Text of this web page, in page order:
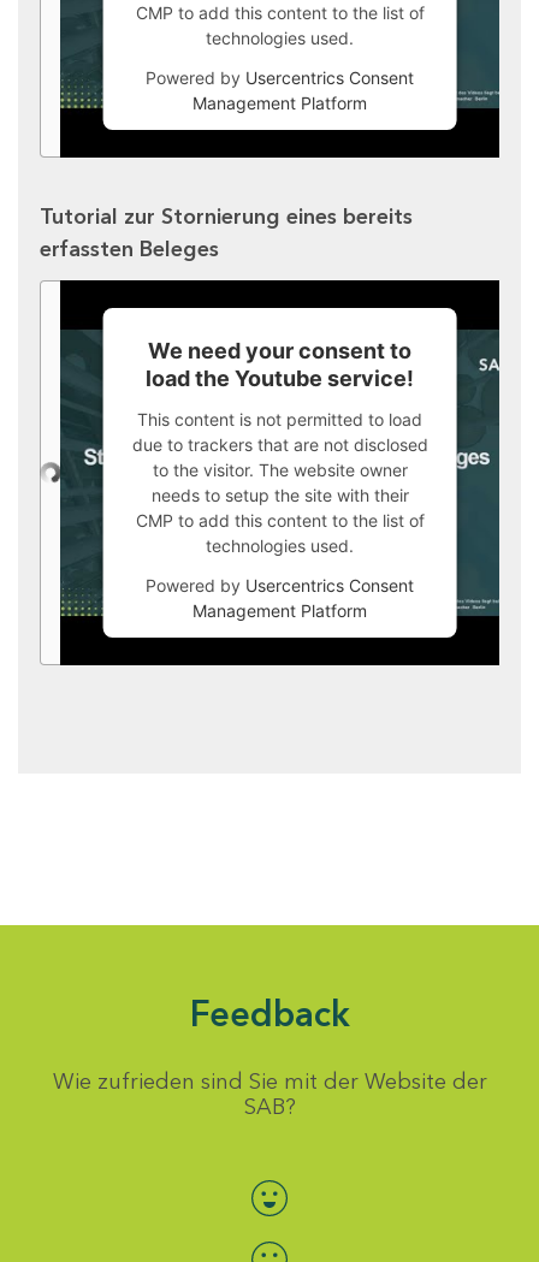
CMP to add this content to the list of
technologies used.
Powered by Usercentrics Consent
Management Platform
Tutorial zur Stornierung eines bereits
erfassten Beleges
We need your consent to
load the Youtube service!
This content is not permitted to load
due to trackers that are not disclosed
to the visitor. The website owner
needs to setup the site with their
CMP to add this content to the list of
technologies used.
Powered by Usercentrics Consent
Management Platform
Feedback
Wie zufrieden sind Sie mit der Website der
SAB?
Bewertung auswählen